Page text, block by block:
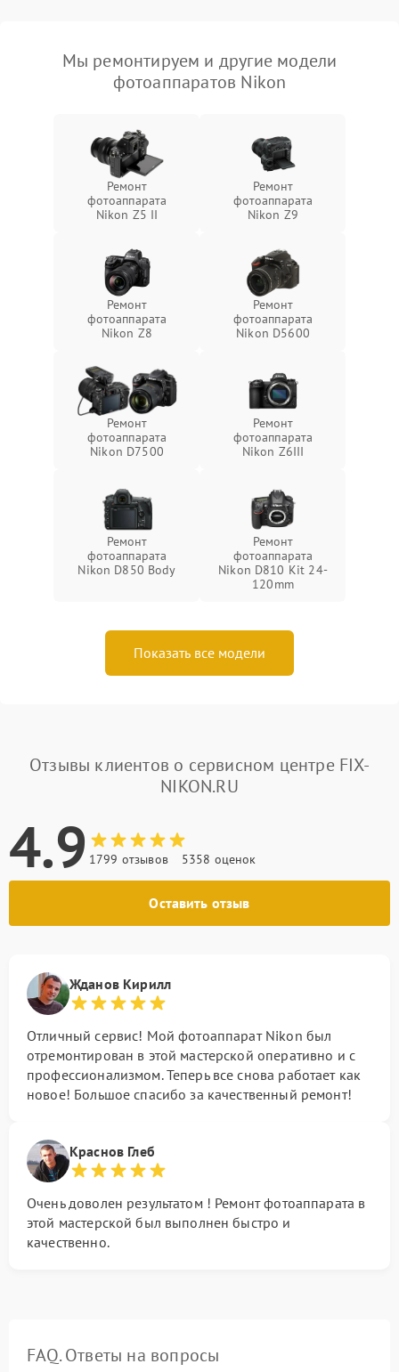
Мы ремонтируем и другие модели
фотоаппаратов Nikon
Ремонт
фотоаппарата
Nikon Z5 II
Ремонт
фотоаппарата
Nikon Z9
Ремонт
фотоаппарата
Nikon Z8
Ремонт
фотоаппарата
Nikon D5600
Ремонт
фотоаппарата
Nikon D7500
Ремонт
фотоаппарата
Nikon Z6III
Ремонт
фотоаппарата
Nikon D850 Body
Ремонт
фотоаппарата
Nikon D810 Kit 24-
120mm
Показать все модели
Отзывы клиентов о сервисном центре FIX-
NIKON.RU
4.9 1799 отзывов 5358 оценок
Оставить отзыв
Жданов Кирилл
Отличный сервис! Мой фотоаппарат Nikon был
отремонтирован в этой мастерской оперативно и с
профессионализмом. Теперь все снова работает как
новое! Большое спасибо за качественный ремонт!
Краснов Глеб
Очень доволен результатом ! Ремонт фотоаппарата в
этой мастерской был выполнен быстро и
качественно.
FAQ. Ответы на вопросы